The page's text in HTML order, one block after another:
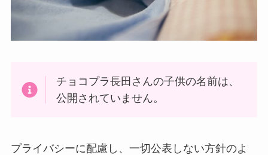
チョコプラ長田さんの子供の名前は、
公開されていません。
プライバシーに配慮し、一切公表しない方針のよ